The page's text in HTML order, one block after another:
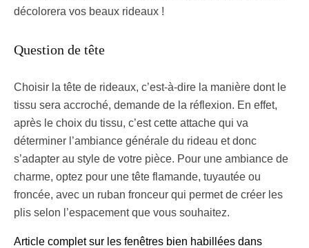
décolorera vos beaux rideaux !
Question de tête
Choisir la tête de rideaux, c’est-à-dire la manière dont le
tissu sera accroché, demande de la réflexion. En effet,
après le choix du tissu, c’est cette attache qui va
déterminer l’ambiance générale du rideau et donc
s’adapter au style de votre pièce. Pour une ambiance de
charme, optez pour une tête flamande, tuyautée ou
froncée, avec un ruban fronceur qui permet de créer les
plis selon l’espacement que vous souhaitez.
Article complet sur les fenêtres bien habillées dans